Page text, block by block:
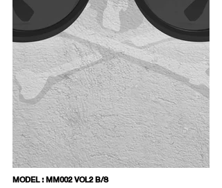
MODEL : MM002 VOL2 B/S